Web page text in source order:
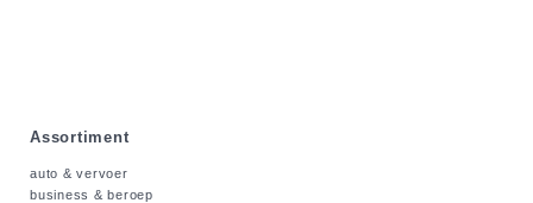
Assortiment
auto & vervoer
business & beroep